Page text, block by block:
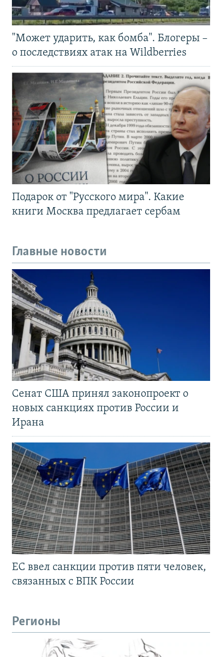
"Может ударить, как бомба". Блогеры –
о последствиях атак на Wildberries
Подарок от "Русского мира". Какие
книги Москва предлагает сербам
Главные новости
Сенат США принял законопроект о
новых санкциях против России и
Ирана
ЕС ввел санкции против пяти человек,
связанных с ВПК России
Регионы